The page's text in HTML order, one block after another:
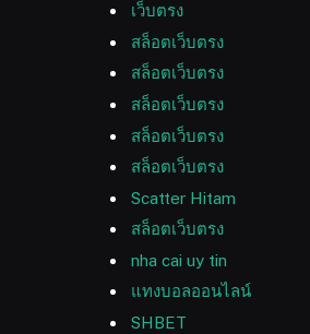
เว็บตรง
สล็อตเว็บตรง
สล็อตเว็บตรง
สล็อตเว็บตรง
สล็อตเว็บตรง
สล็อตเว็บตรง
Scatter Hitam
สล็อตเว็บตรง
nha cai uy tin
แทงบอลออนไลน์
SHBET